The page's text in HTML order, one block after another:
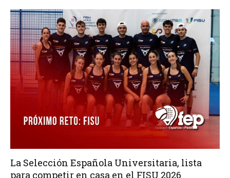
La Selección Española Universitaria, lista
para competir en casa en el FISU 2026